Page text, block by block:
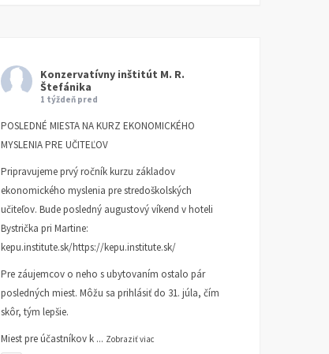
Konzervatívny inštitút M. R.
Štefánika
1 týždeň pred
POSLEDNÉ MIESTA NA KURZ EKONOMICKÉHO
MYSLENIA PRE UČITEĽOV
Pripravujeme prvý ročník kurzu základov
ekonomického myslenia pre stredoškolských
učiteľov. Bude posledný augustový víkend v hoteli
Bystrička pri Martine:
kepu.institute.sk/https://kepu.institute.sk/
Pre záujemcov o neho s ubytovaním ostalo pár
posledných miest. Môžu sa prihlásiť do 31. júla, čím
skôr, tým lepšie.
Miest pre účastníkov k ... Zobraziť viac